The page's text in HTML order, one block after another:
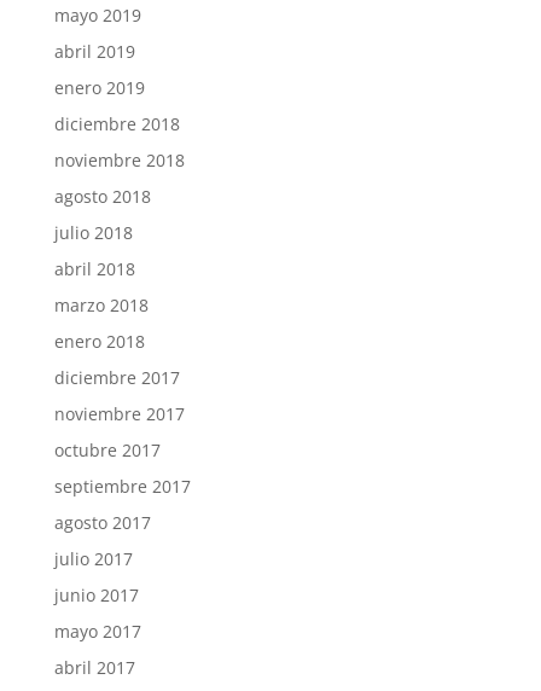
mayo 2019
abril 2019
enero 2019
diciembre 2018
noviembre 2018
agosto 2018
julio 2018
abril 2018
marzo 2018
enero 2018
diciembre 2017
noviembre 2017
octubre 2017
septiembre 2017
agosto 2017
julio 2017
junio 2017
mayo 2017
abril 2017